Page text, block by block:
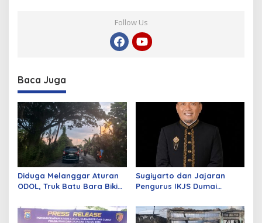
Follow Us
Baca Juga
Diduga Melanggar Aturan
ODOL, Truk Batu Bara Bikin
Parah
Sugiyarto dan Jajaran
Pengurus IKJS Dumai
Rabu Besok